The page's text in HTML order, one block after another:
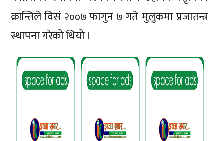
क्रान्तिले विसं २००७ फागुन ७ गते मुलुकमा प्रजातन्त्र
स्थापना गरेको थियो ।